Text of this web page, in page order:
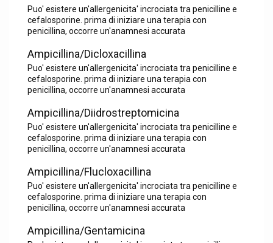
Puo' esistere un'allergenicita' incrociata tra penicilline e
cefalosporine. prima di iniziare una terapia con
penicillina, occorre un'anamnesi accurata
Ampicillina/Dicloxacillina
Puo' esistere un'allergenicita' incrociata tra penicilline e
cefalosporine. prima di iniziare una terapia con
penicillina, occorre un'anamnesi accurata
Ampicillina/Diidrostreptomicina
Puo' esistere un'allergenicita' incrociata tra penicilline e
cefalosporine. prima di iniziare una terapia con
penicillina, occorre un'anamnesi accurata
Ampicillina/Flucloxacillina
Puo' esistere un'allergenicita' incrociata tra penicilline e
cefalosporine. prima di iniziare una terapia con
penicillina, occorre un'anamnesi accurata
Ampicillina/Gentamicina